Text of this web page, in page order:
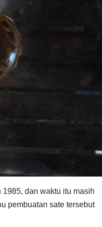
dan waktu itu masih
pembuatan sate tersebut